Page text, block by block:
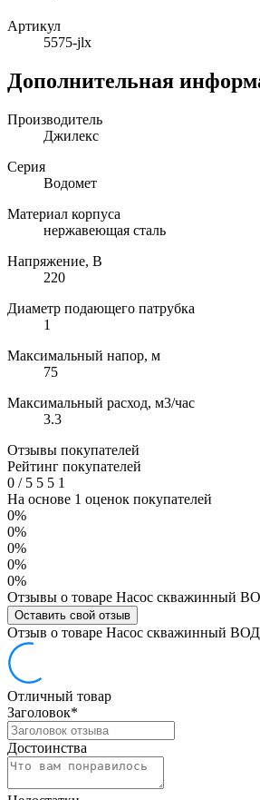
Артикул
5575-jlx
Дополнительная
Производитель
Джилекс
Серия
Водомет
Материал корпуса
нержавеющая сталь
Напряжение, В
220
Диаметр подающего патрубка
1
Максимальный напор, м
75
Максимальный расход, м3/час
3.3
Отзывы покупателей
Рейтинг покупателей
0 /5 5 5 1
На основе 1 оценок покупателей
0%
0%
0%
0%
0%
Отзывы о товаре Насос скважинный
Оставить свой отзыв
Отзыв о товаре Насос скважинный
Отличный товар
Заголовок*
Достоинства